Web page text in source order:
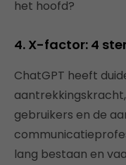
het hoofd?
4. X-factor: 4
ChatGPT heeft
gebruikers en de
lang bestaan en